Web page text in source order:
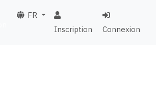
FR
Inscription
Connexion